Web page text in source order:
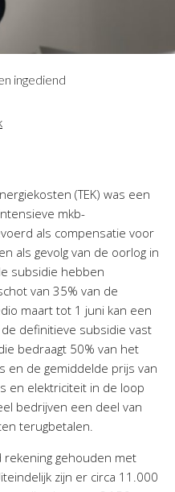
ingediend
(TEK) was een
mkb-
als compensatie voor
als gevolg van de oorlog in
subsidie hebben
van 35% van de
maart tot 1 juni kan een
definitieve subsidie vast
bedraagt 50% van het
en de gemiddelde prijs van
en elektriciteit in de loop
bedrijven een deel van
terugbetalen.
rekening gehouden met
zijn er circa 11.000